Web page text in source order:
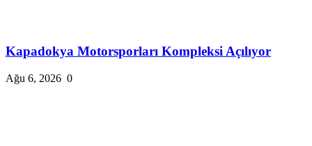
Kapadokya Motorsporları Kompleksi Açılıyor
Ağu 6, 2026 0